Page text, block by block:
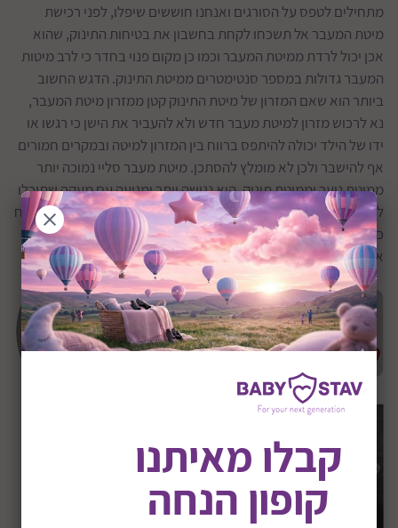
מתחילים לטפס על הסורגים ואנחנו חוששים שיפלו, לפני רכישת
מיטת המעבר אל תשכחו לקחת בחשבון את בטיחות התינוק, שהוא
אכן יכול לרדת ממיטת המעבר וכמו כן מקום פנוי בחדר כי לרב מיטות
המעבר גדולות במספר סנטימטרים ממיטת התינוק. הדגש החשוב
ביותר הוא שאם המזרון של מיטת התינוק קטן ממזרון מיטת המעבר,
נא לרכוש מזרון למיטת מעבר חדש ולא להעביר את הישן כי רגשו או
ידו של הילד יכולה להיתפס ברווח בין המזרון למיטה ובמקרים חמורים
אף להישבר ולכן לא מומלץ להסתכן. מיטת מעבר סליי נמוכה יותר
ממיטת נוער וממיטת תינוק, היא נגישה יותר ומגיעה עם מעקה שתוכלו
להעניק לילדכם תחושן ביטחון ומניעה מפני נפילה, המעבר מותיר רווח
כך שהילד כשמתעורר יוכל לרדת ממנה ללא חשש של פגיעה ולעבור
אליכם למיטה. מחיר המיטה הוגן והיא תוצרת חברת אינפנטי.
קבלו מאיתנו
קופון הנחה